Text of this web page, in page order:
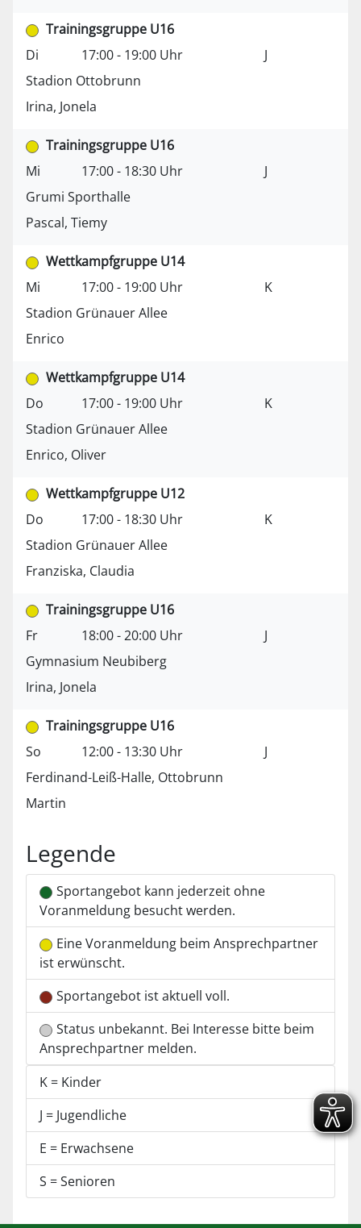
Trainingsgruppe U16
Di
17:00 - 19:00 Uhr
J
Stadion Ottobrunn
Irina, Jonela
Trainingsgruppe U16
Mi
17:00 - 18:30 Uhr
J
Grumi Sporthalle
Pascal, Tiemy
Wettkampfgruppe U14
Mi
17:00 - 19:00 Uhr
K
Stadion Grünauer Allee
Enrico
Wettkampfgruppe U14
Do
17:00 - 19:00 Uhr
K
Stadion Grünauer Allee
Enrico, Oliver
Wettkampfgruppe U12
Do
17:00 - 18:30 Uhr
K
Stadion Grünauer Allee
Franziska, Claudia
Trainingsgruppe U16
Fr
18:00 - 20:00 Uhr
J
Gymnasium Neubiberg
Irina, Jonela
Trainingsgruppe U16
So
12:00 - 13:30 Uhr
J
Ferdinand-Leiß-Halle, Ottobrunn
Martin
Legende
Sportangebot kann jederzeit ohne
Voranmeldung besucht werden.
Eine Voranmeldung beim Ansprechpartner
ist erwünscht.
Sportangebot ist aktuell voll.
Status unbekannt. Bei Interesse bitte beim
Ansprechpartner melden.
K = Kinder
J = Jugendliche
E = Erwachsene
S = Senioren